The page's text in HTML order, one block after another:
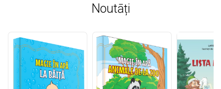
Noutāți